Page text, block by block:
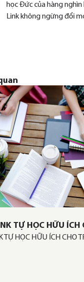
học Đức của hàng nghìn
Link không ngừng đổi
TỰ HỌC HỮU ÍCH
TỰ HỌC HỮU ÍCH CHO